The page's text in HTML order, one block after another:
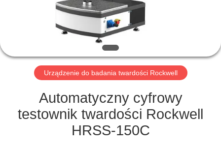
FABRYCE
KONTROLA
JAKOŚCI
SITEMAP
Urządzenie do badania twardości Rockwell
Automatyczny cyfrowy
testownik twardości Rockwell
HRSS-150C